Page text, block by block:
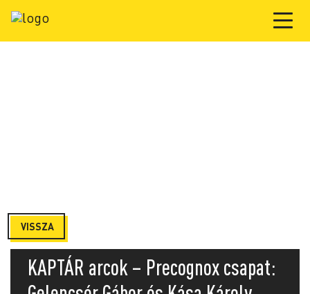
VISSZA
KAPTÁR arcok – Precognox csapat: